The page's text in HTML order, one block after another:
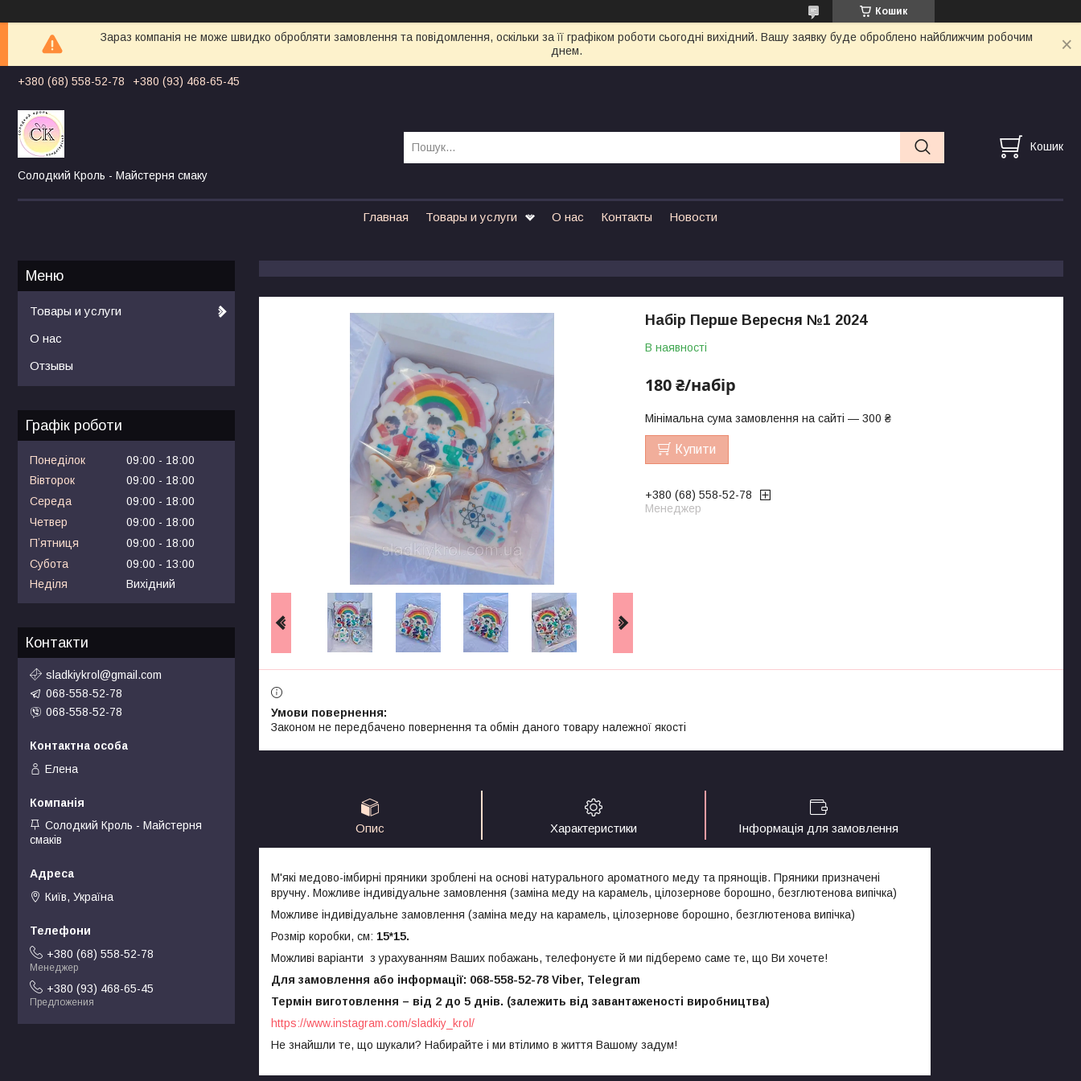
Кошик
Зараз компанія не може швидко обробляти замовлення та повідомлення, оскільки за її графіком роботи сьогодні вихідний. Вашу заявку буде оброблено найближчим робочим
днем.
+380 (68) 558-52-78 +380 (93) 468-65-45
Солодкий Кроль - Майстерня смаку
Кошик
Главная Товары и услуги О нас Контакты Новости
Набір Перше Вересня №1 2024
В наявності
180 ₴/набір
Мінімальна сума замовлення на сайті — 300 ₴
Купити
+380 (68) 558-52-78
Менеджер
Законом не передбачено повернення та обмін даного товару належної якості
Опис Характеристики Інформація для замовлення
М'які медово-імбирні пряники зроблені на основі натурального ароматного меду та прянощів. Пряники призначені
вручну. Можливе індивідуальне замовлення (заміна меду на карамель, цілозернове борошно, безглютенова випічка)
Можливе індивідуальне замовлення (заміна меду на карамель, цілозернове борошно, безглютенова випічка)
Розмір коробки, см: 15*15.
Можливі варіанти з урахуванням Ваших побажань, телефонуєте й ми підберемо саме те, що Ви хочете!
Для замовлення або інформації: 068-558-52-78 Viber, Telegram
Термін виготовлення – від 2 до 5 днів. (залежить від завантаженості виробництва)
https://www.instagram.com/sladkiy_krol/
Не знайшли те, що шукали? Набирайте і ми втілимо в життя Вашому задум!
Товары и услуги
О нас
Отзывы
Графік роботи
Понеділок 09:00
18:00
Вівторок
09:00
18:00
Середа
09:00
18:00
Четвер
09:00
18:00
Пʼятниця
09:00
18:00
Субота
09:00
13:00
Неділя
Вихідний
Контакти
sladkiykrol@gmail.com
068-558-52-78
068-558-52-78
Елена
Солодкий Кроль - Майстерня
смаків
Київ, Україна
+380 (68) 558-52-78
Менеджер
+380 (93) 468-65-45
Предложения